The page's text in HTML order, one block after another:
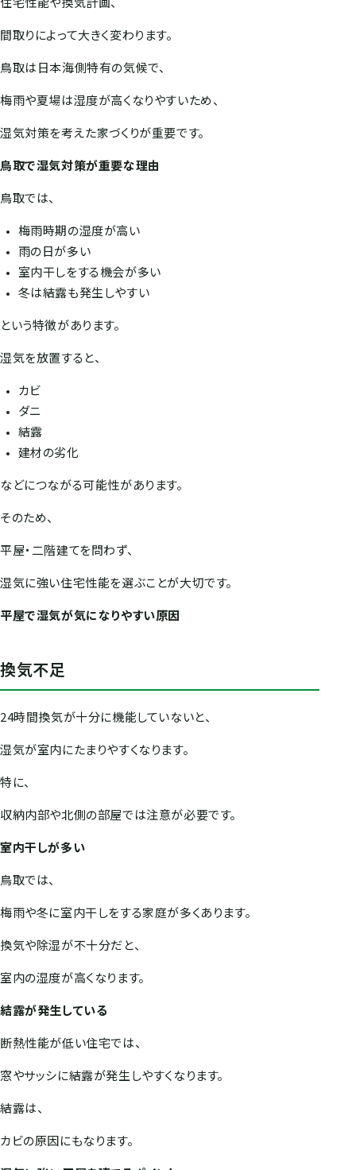
間取りによって大きく変わります。
鳥取は日本海側特有の気候で、
梅雨や夏場は湿度が高くなりやすいため、
湿気対策を考えた家づくりが重要です。
鳥取で湿気対策が重要な理由
鳥取では、
梅雨時期の湿度が高い
雨の日が多い
室内干しをする機会が多い
冬は結露も発生しやすい
という特徴があります。
湿気を放置すると、
カビ
ダニ
結露
建材の劣化
などにつながる可能性があります。
そのため、
平屋・二階建てを問わず、
湿気に強い住宅性能を選ぶことが大切です。
平屋で湿気が気になりやすい原因
換気不足
24時間換気が十分に機能していないと、
湿気が室内にたまりやすくなります。
特に、
収納内部や北側の部屋では注意が必要です。
室内干しが多い
鳥取では、
梅雨や冬に室内干しをする家庭が多くあります。
換気や除湿が不十分だと、
室内の湿度が高くなります。
結露が発生している
断熱性能が低い住宅では、
窓やサッシに結露が発生しやすくなります。
結露は、
カビの原因にもなります。